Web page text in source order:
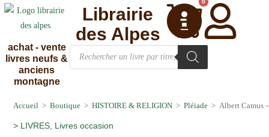
achat - vente
livres neufs &
anciens
montagne
0
Librairie
des Alpes
Accueil > Boutique > HISTOIRE & RELIGION > Pléiade > Albert Camus
> LIVRES, Livres occasion